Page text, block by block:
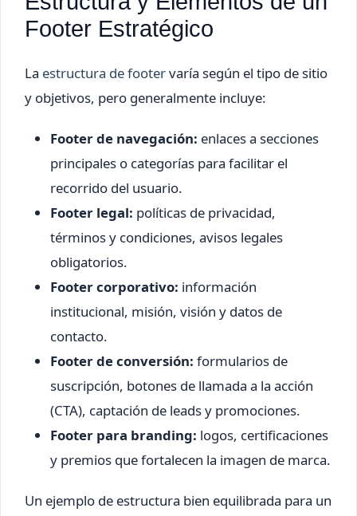
Footer Estratégico
La estructura de footervaría según el tipo de sitio
y objetivos, pero generalmente incluye:
Footer de navegación: enlaces a secciones
principales o categorías para facilitar el
recorrido del usuario.
Footer legal: políticas de privacidad,
términos y condiciones, avisos legales
obligatorios.
Footer corporativo: información
institucional, misión, visión y datos de
contacto.
Footer de conversión: formularios de
suscripción, botones de llamada a la acción
(CTA), captación de leads y promociones.
Footer para branding: logos, certificaciones
y premios que fortalecen la imagen de marca.
Un ejemplo de estructura bien equilibrada para un